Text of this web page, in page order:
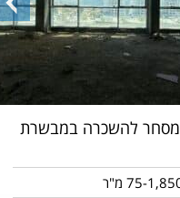
להשכרה במבשרת
1,850 מ"ר